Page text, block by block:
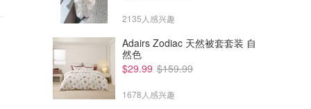
2135人感兴趣
Adairs Zodiac 天然被套套装 自
然色
$29.99 $159.99
1678人感兴趣